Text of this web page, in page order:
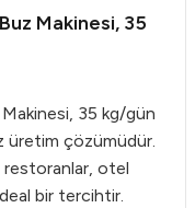
Makinesi, 35
35 kg/gün
üretim çözümüdür.
restoranlar, otel
bir tercihtir.